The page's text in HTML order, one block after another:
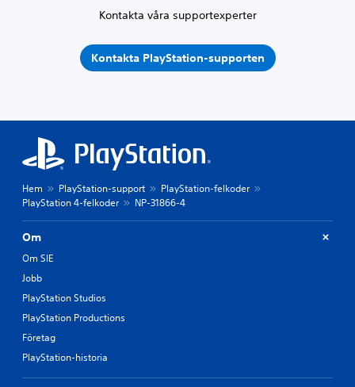
Kontakta våra supportexperter
Kontakta PlayStation-supporten
Hem PlayStation-support
PlayStation-felkoder
PlayStation 4-felkoder
NP-31866-4
Om
Om SIE
Jobb
PlayStation Studios
PlayStation Productions
Företag
PlayStation-historia